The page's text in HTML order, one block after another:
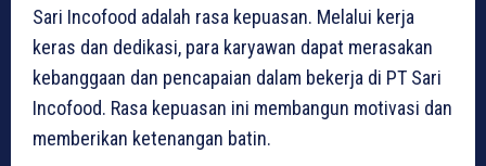
Sari Incofood adalah rasa kepuasan. Melalui kerja
keras dan dedikasi, para karyawan dapat merasakan
kebanggaan dan pencapaian dalam bekerja di PT Sari
Incofood. Rasa kepuasan ini membangun motivasi dan
memberikan ketenangan batin.